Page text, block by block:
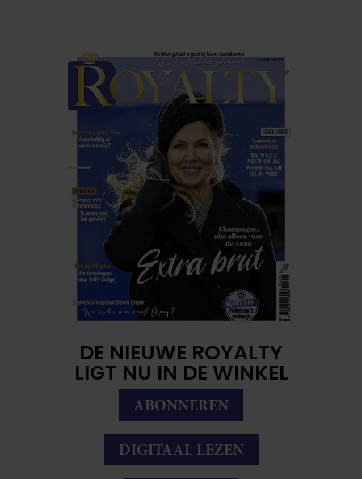
DE NIEUWE ROYALTY
LIGT NU IN DE WINKEL
ABONNEREN
DIGITAAL LEZEN